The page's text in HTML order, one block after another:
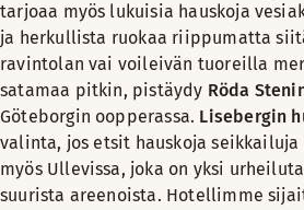
tarjoaa myös lukuisia hauskoja
ja herkullista ruokaa riippumatta
ravintolan vai voileivän tuoreilla
satamaa pitkin, pistäydy Röda
Göteborgin oopperassa. Lisebergin
valinta, jos etsit hauskoja
myös Ullevissa, joka on yksi
suurista areenoista. Hotellimme